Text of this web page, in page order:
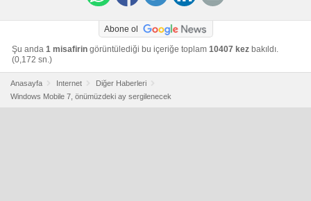
Abone ol
Şu anda 1 misafirin görüntülediği bu içeriğe toplam 10407 kez bakıldı.
(0,172 sn.)
Anasayfa Internet
Diğer Haberleri
Windows Mobile 7, önümüzdeki ay sergilenecek